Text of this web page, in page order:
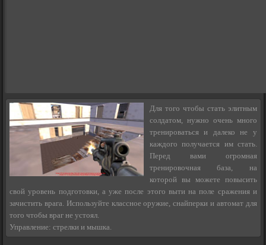
Для того чтобы стать элитным
солдатом, нужно очень много
тренироваться и далеко не у
каждого получается им стать.
Перед вами огромная
тренировочная база, на
которой вы можете повысить
свой уровень подготовки, а уже после этого выти на поле сражения и
зачистить врага. Используйте классное оружие, снайперки и автомат для
того чтобы враг не устоял.
Управление: стрелки и мышка.